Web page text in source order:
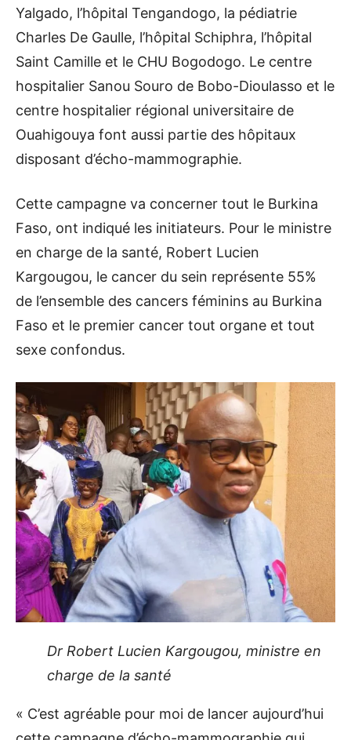
Yalgado, l’hôpital Tengandogo, la pédiatrie
Charles De Gaulle, l’hôpital Schiphra, l’hôpital
Saint Camille et le CHU Bogodogo. Le centre
hospitalier Sanou Souro de Bobo-Dioulasso et le
centre hospitalier régional universitaire de
Ouahigouya font aussi partie des hôpitaux
disposant d’écho-mammographie.
Cette campagne va concerner tout le Burkina
Faso, ont indiqué les initiateurs. Pour le ministre
en charge de la santé, Robert Lucien
Kargougou, le cancer du sein représente 55%
de l’ensemble des cancers féminins au Burkina
Faso et le premier cancer tout organe et tout
sexe confondus.
Dr Robert Lucien Kargougou, ministre en
charge de la santé
« C’est agréable pour moi de lancer aujourd’hui